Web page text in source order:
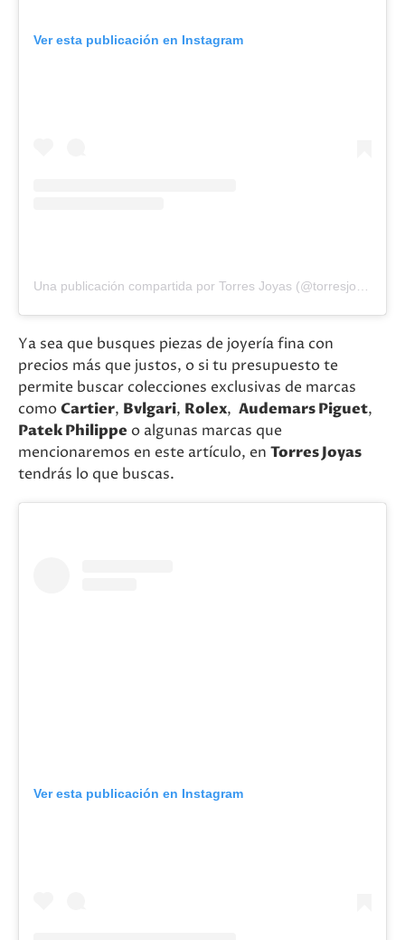
Ver esta publicación en Instagram
Ya sea que busques piezas de joyería fina con
precios más que justos, o si tu presupuesto te
permite buscar colecciones exclusivas de marcas
comoCartier, Bvlgari, Rolex, Audemars Piguet,
Patek Philippe o algunas marcas que
mencionaremos en este artículo, en Torres Joyas
tendrás lo que buscas.
Ver esta publicación en Instagram